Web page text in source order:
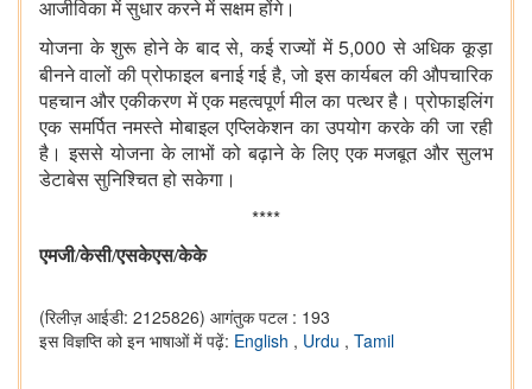
आजीविका में सुधार करने में सक्षम होंगे।
योजना के शुरू होने के बाद से,कई राज्यों में5,000से अधिक कूड़ा
बीनने वालों की प्रोफाइल बनाई गई है,जो इस कार्यबल की औपचारिक
पहचान और एकीकरण में एक महत्वपूर्ण मील का पत्थर है। प्रोफाइलिंग
एक समर्पित नमस्ते मोबाइल एप्लिकेशन का उपयोग करके की जा रही
है। इससे योजना के लाभों को बढ़ाने के लिए एक मजबूत और सुलभ
डेटाबेस सुनिश्चित हो सकेगा।
****
एमजी/केसी/एसकेएस/केके
(रिलीज़ आईडी: 2125826) आगंतुक पटल : 193
इस विज्ञप्ति को इन भाषाओं में पढ़ें: English , Urdu , Tamil